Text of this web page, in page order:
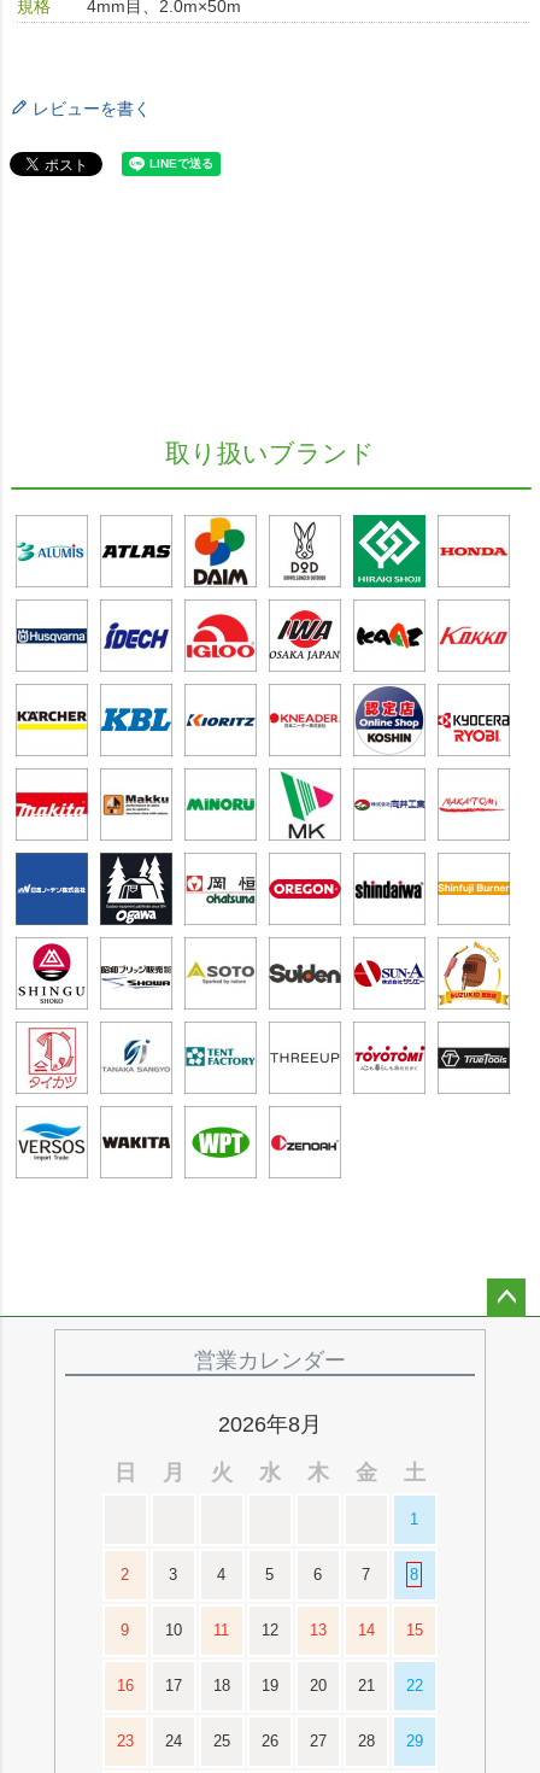
規格 4mm目、2.0m×50m
レビューを書く
取り扱いブランド
営業カレンダー
2026年8月
日
月 火 水 木 金 土
1
2 3 4 5 6 7 8
9 10 11 12 13 14 15
16 17 18 19 20 21 22
23 24 25 26 27 28 29